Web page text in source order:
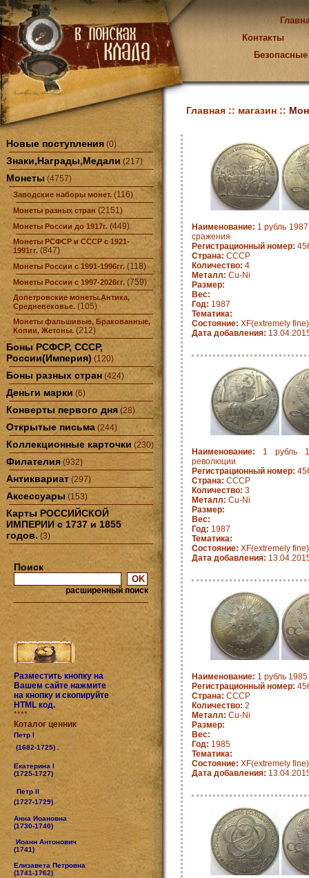
Контакты
Новые поступления (0)
Знаки,Награды,Медали (217)
Монеты (4757)
Заводские наборы монет. (116)
Монеты разных стран (2151)
Монеты России до 1917г. (449)
Монеты РСФСР и СССР с 1921-
1991гг. (847)
Монеты России с 1991-1996гг. (118)
Монеты России с 1997-2026гг. (759)
Допетровские монеты.Антика,
Средневековье. (105)
Монеты фальшивые, Бракованные,
Копии, Жетоны. (212)
Боны РСФСР, СССР,
России(Империя) (120)
Боны разных стран (424)
Деньги марки (6)
Конверты первого дня (28)
Открытые письма (244)
Коллекционные карточки(230)
Филателия (932)
Антиквариат (297)
Аксессуары (153)
Карты РОССИЙСКОЙ
ИМПЕРИИ с 1737 и 1855
годов. (3)
Поиск
расширенный поиск
Разместить кнопку на
Вашем сайте нажмите
на кнопку и скопируйте
HTML код.
****
Коталог ценник
Петр I
(1682-1725) .
Екатерина I
(1725-1727)
Петр II
(1727-1729)
Анна Иоановна
(1730-1740)
Иоанн Антонович
(1741)
Елизавета Петровна
(1741-1762)
Главная :: магазин ::
Наименование: 1 рубль
сражения
Регистрационный номер:
Страна: СССР
Количество: 4
Металл: Cu-Ni
Размер:
Вес:
Год: 1987
Тематика:
Состояние: XF(extremely fine)
Дата добавления:
Наименование: 1 рубль
революции
Регистрационный номер:
Страна: СССР
Количество: 3
Металл: Cu-Ni
Размер:
Вес:
Год: 1987
Тематика:
Состояние: XF(extremely fine)
Дата добавления:
Наименование: 1 рубль
Регистрационный номер:
Страна: СССР
Количество: 2
Металл: Cu-Ni
Размер:
Вес:
Год: 1985
Тематика:
Состояние: XF(extremely fine)
Дата добавления: